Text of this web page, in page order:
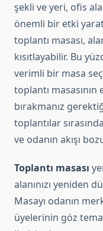
şekli ve yeri, ofis
önemli bir etki
toplantı masası,
kısıtlayabilir. Bu
verimli bir masa
toplantı
bırakmanız
toplantılar
ve odanın akışı
Toplantı masası
alanınızı yeniden
Masayı odanın
üyelerinin göz